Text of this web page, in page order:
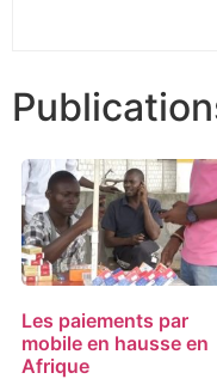
Les paiements par
mobile en hausse en
Afrique